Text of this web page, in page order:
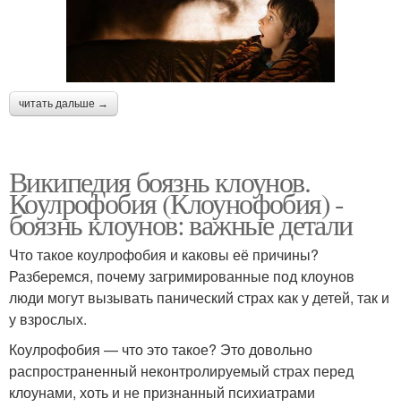
читать дальше →
Википедия боязнь клоунов.
Коулрофобия (Клоунофобия) -
боязнь клоунов: важные детали
Что такое коулрофобия и каковы её причины?
Разберемся, почему загримированные под клоунов
люди могут вызывать панический страх как у детей, так и
у взрослых.
Коулрофобия — что это такое? Это довольно
распространенный неконтролируемый страх перед
клоунами, хоть и не признанный психиатрами